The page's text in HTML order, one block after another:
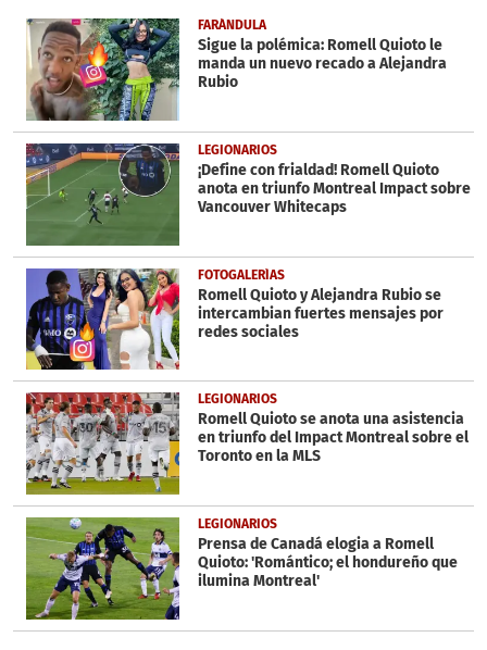
56
seconds
FARÁNDULA
Sigue la polémica: Romell Quioto le
manda un nuevo recado a Alejandra
Rubio
LEGIONARIOS
¡Define con frialdad! Romell Quioto
anota en triunfo Montreal Impact sobre
Vancouver Whitecaps
FOTOGALERÍAS
Romell Quioto y Alejandra Rubio se
intercambian fuertes mensajes por
redes sociales
LEGIONARIOS
Romell Quioto se anota una asistencia
en triunfo del Impact Montreal sobre el
Toronto en la MLS
LEGIONARIOS
Prensa de Canadá elogia a Romell
Quioto: 'Romántico; el hondureño que
ilumina Montreal'